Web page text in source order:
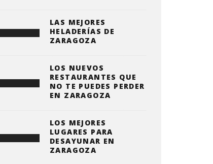
LAS MEJORES
HELADERÍAS DE
ZARAGOZA
LOS NUEVOS
RESTAURANTES QUE
NO TE PUEDES PERDER
EN ZARAGOZA
LOS MEJORES
LUGARES PARA
DESAYUNAR EN
ZARAGOZA